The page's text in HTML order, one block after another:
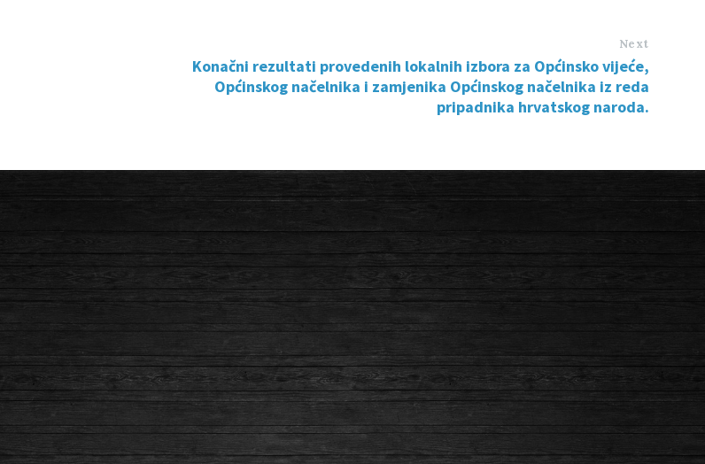
Next
Konačni rezultati provedenih lokalnih izbora za Općinsko vijeće,
Općinskog načelnika i zamjenika Općinskog načelnika iz reda
pripadnika hrvatskog naroda.